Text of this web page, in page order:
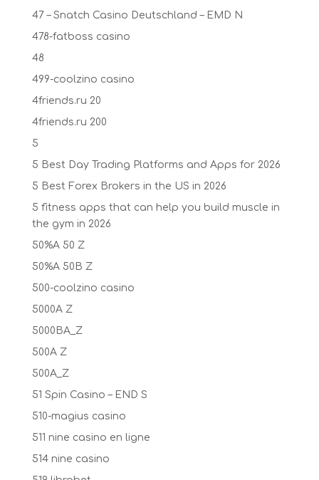
47 – Snatch Casino Deutschland – EMD N
478-fatboss casino
48
499-coolzino casino
4friends.ru 20
4friends.ru 200
5
5 Best Day Trading Platforms and Apps for 2026
5 Best Forex Brokers in the US in 2026
5 fitness apps that can help you build muscle in
the gym in 2026
50%A 50 Z
50%A 50B Z
500-coolzino casino
5000A Z
5000BA_Z
500A Z
500A_Z
51 Spin Casino – END S
510-magius casino
511 nine casino en ligne
514 nine casino